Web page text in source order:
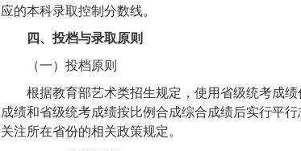
应的本科录取控制分数线。
四、投档与录取原则
（一）投档原则
根据教育部艺术类招生规定，使用省级统考成
成绩和省级统考成绩按比例合成综合成绩后实行平
关注所在省份的相关政策规定。